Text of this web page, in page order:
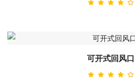
可开式回风口